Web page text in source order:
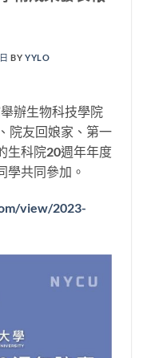
BY YYLO
辦生物科技學院
院友回娘家、第一
生科院20週年年度
學共同參加。
view/2023-